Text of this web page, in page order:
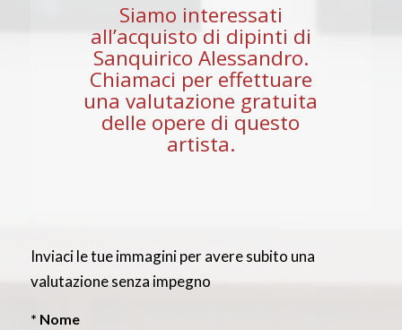
Siamo interessati
all’acquisto di dipinti di
Sanquirico Alessandro.
Chiamaci per effettuare
una valutazione gratuita
delle opere di questo
artista.
Inviaci le tue immagini per avere subito una
valutazione senza impegno
* Nome